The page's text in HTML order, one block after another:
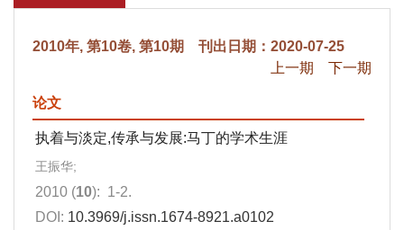
2010年, 第10卷, 第10期 刊出日期：2020-07-25
上一期
下一期
论文
执着与淡定,传承与发展:马丁的学术生涯
王振华;
2010 (10): 1-2.
DOI: 10.3969/j.issn.1674-8921.a0102